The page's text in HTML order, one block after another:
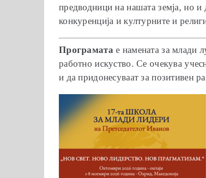
предводници на нашата земја, но и
конкуренција и културните и
Програмата е намената за млади
работно искуство. Се очекува
и да придонесуваат за позитивен